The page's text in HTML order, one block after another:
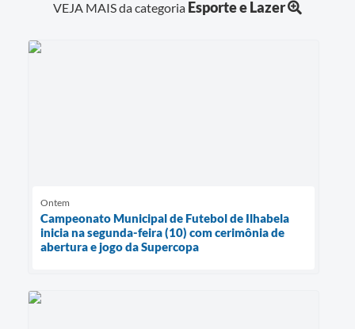
VEJA MAIS da categoria Esporte e Lazer
Ontem
Campeonato Municipal de Futebol de Ilhabela
inicia na segunda-feira (10) com cerimônia de
abertura e jogo da Supercopa